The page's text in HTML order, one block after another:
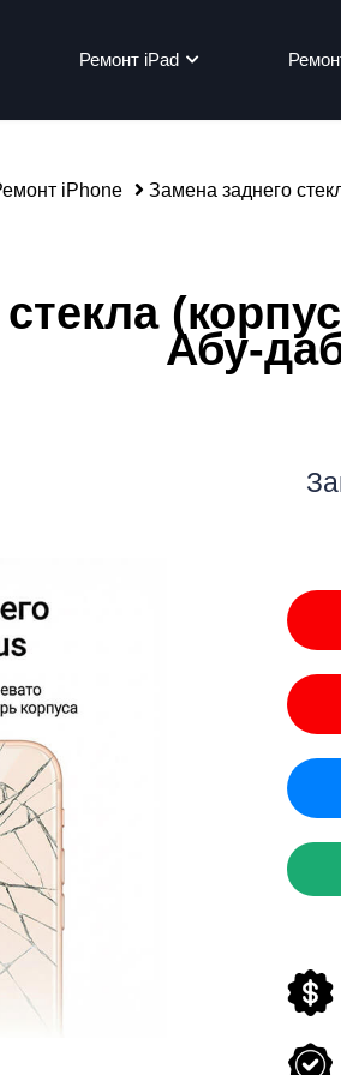
Ремонт iPad
iPhone Замена заднего
Абу-